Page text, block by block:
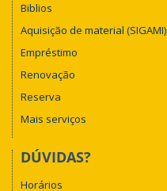
Biblios
Aquisição de material (SIGAMI)
Empréstimo
Renovação
Reserva
Mais serviços
DÚVIDAS?
Horários